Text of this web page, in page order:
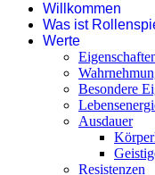
Willkommen
Was ist
Werte
Besondere
Ausdauer
Resistenzen